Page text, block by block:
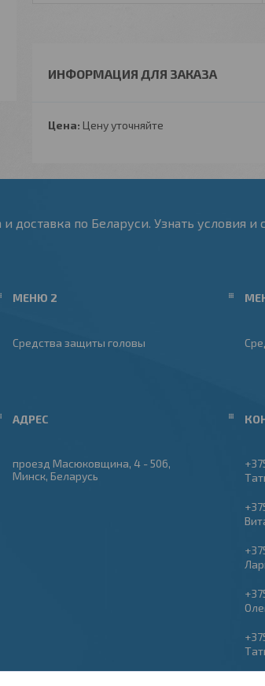
ИНФОРМАЦИЯ ДЛЯ ЗАКАЗА
Цена: Цену уточняйте
доставка по Беларуси. Узнать условия
МЕНЮ 2
Средства защиты головы
проезд Масюковщина, 4 - 506,
Минск, Беларусь